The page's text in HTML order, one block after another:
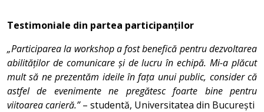
Testimoniale din partea participanților
„Participarea la workshop a fost benefică pentru dezvoltarea
abilităților de comunicare și de lucru în echipă. Mi-a plăcut
mult să ne prezentăm ideile în fața unui public, consider că
astfel de evenimente ne pregătesc foarte bine pentru
viitoarea carieră.”– studentă, Universitatea din București